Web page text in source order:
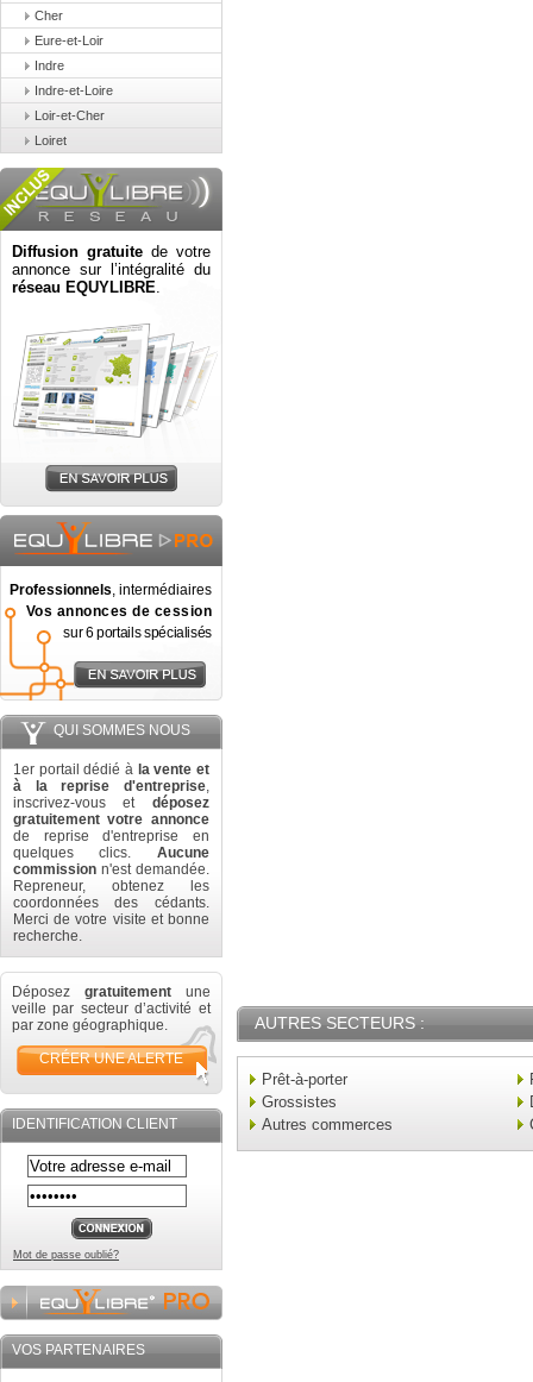
Cher
Eure-et-Loir
Indre
Indre-et-Loire
Loir-et-Cher
Loiret
Diffusion gratuite de votre
annonce sur l’intégralité du
réseau EQUYLIBRE.
Professionnels, intermédiaires
Vos annonces de cession
sur 6 portails spécialisés
QUI SOMMES NOUS
1er portail dédié à la vente et
à la reprise d'entreprise,
inscrivez-vous et déposez
gratuitement votre annonce
de reprise d'entreprise en
quelques clics. Aucune
commission n'est demandée.
Repreneur, obtenez les
coordonnées des cédants.
Merci de votre visite et bonne
recherche.
Déposez gratuitement une
veille par secteur d’activité et
par zone géographique.
CRÉER UNE ALERTE
IDENTIFICATION CLIENT
Mot de passe oublié?
VOS PARTENAIRES
AUTRES SECTEURS :
Prêt-à-porter
Grossistes
Autres commerces